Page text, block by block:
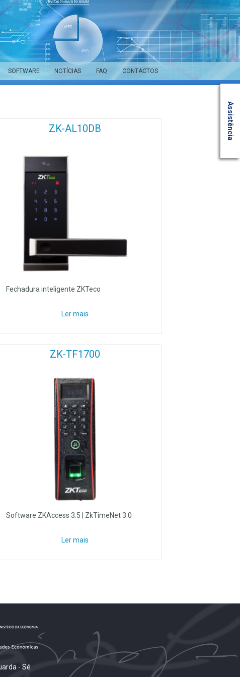
SOFTWARE NOTÍCIAS FAQ CONTACTOS
Assistência
ZK-AL10DB
Fechadura inteligente ZKTeco
Ler mais
ZK-TF1700
Software ZKAccess 3.5 | ZkTimeNet 3.0
Ler mais
- Sé